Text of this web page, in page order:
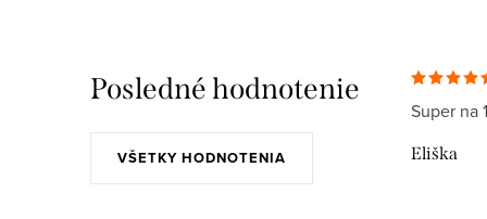
Posledné hodnotenie
VŠETKY HODNOTENIA
Super na 1
Eliška